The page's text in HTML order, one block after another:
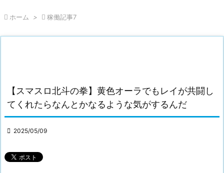
 ホーム >  稼働記事7
【スマスロ北斗の拳】黄色オーラでもレイが共闘し
てくれたらなんとかなるような気がするんだ
 2025/05/09